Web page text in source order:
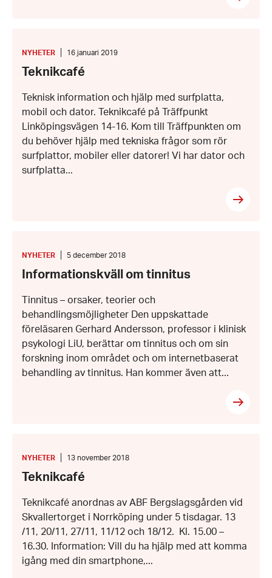
KATEGORI
NYHETER
Datum:
januari
16 januari 2019
Teknikcafé
Teknisk information och hjälp med surfplatta,
mobil och dator. Teknikcafé på Träffpunkt
Linköpingsvägen 14-16. Kom till Träffpunkten om
du behöver hjälp med tekniska frågor som rör
surfplattor, mobiler eller datorer! Vi har dator och
surfplatta...
tinnitus
KATEGORI
NYHETER
Datum:
december
5 december 2018
Informationskväll om tinnitus
Tinnitus – orsaker, teorier och
behandlingsmöjligheter Den uppskattade
föreläsaren Gerhard Andersson, professor i klinisk
psykologi LiU, berättar om tinnitus och om sin
forskning inom området och om internetbaserat
behandling av tinnitus. Han kommer även att...
KATEGORI
NYHETER
Datum:
november
13 november 2018
Teknikcafé
Teknikcafé anordnas av ABF Bergslagsgården vid
Skvallertorget i Norrköping under 5 tisdagar. 13
/11, 20/11, 27/11, 11/12 och 18/12. Kl. 15.00 –
16.30. Information: Vill du ha hjälp med att komma
igång med din smartphone,...